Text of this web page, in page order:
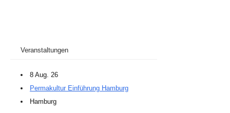
Veranstaltungen
8 Aug. 26
Permakultur Einführung Hamburg
Hamburg